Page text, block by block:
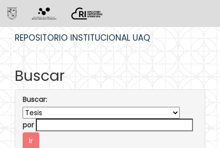
REPOSITORIO INSTITUCIONAL UAQ
Buscar
Buscar:
por